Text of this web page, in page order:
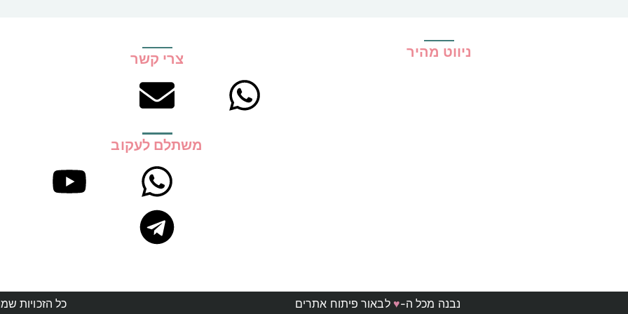
ניווט מהיר צרי קשר
משתלם לעקוב
נבנה מכל ה-♥ לבאור פיתוח אתרים כל הזכויות